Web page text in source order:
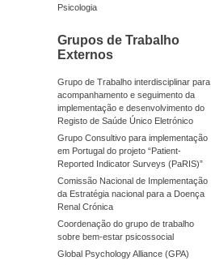
Psicologia
Grupos de Trabalho
Externos
Grupo de Trabalho interdisciplinar para
acompanhamento e seguimento da
implementação e desenvolvimento do
Registo de Saúde Único Eletrónico
Grupo Consultivo para implementação
em Portugal do projeto “Patient-
Reported Indicator Surveys (PaRIS)”
Comissão Nacional de Implementação
da Estratégia nacional para a Doença
Renal Crónica
Coordenação do grupo de trabalho
sobre bem-estar psicossocial
Global Psychology Alliance (GPA)